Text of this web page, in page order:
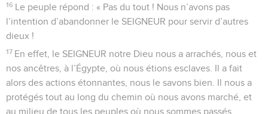
16 Le peuple répond : « Pas du tout ! Nous n’avons pas
l’intention d’abandonner le SEIGNEUR pour servir d’autres
dieux !
17 En effet, le SEIGNEUR notre Dieu nous a arrachés, nous et
nos ancêtres, à l’Égypte, où nous étions esclaves. Il a fait
alors des actions étonnantes, nous le savons bien. Il nous a
protégés tout au long du chemin où nous avons marché, et
au milieu de tous les peuples où nous sommes passés.